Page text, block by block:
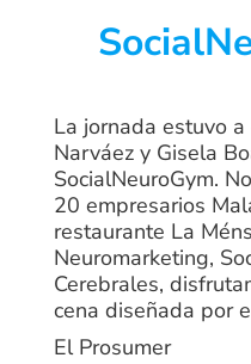
La jornada estuvo
Narváez y Gisela
SocialNeuroGym.
20 empresarios
restaurante La
Neuromarketing,
Cerebrales,
cena diseñada por
El Prosumer